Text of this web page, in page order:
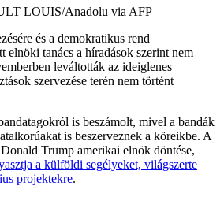
LOUIS/Anadolu via AFP
és a demokratikus rend
elnöki tanács a híradások szerint nem
leváltották az ideiglenes
szervezése terén nem történt
is beszámolt, mivel a bandák
is beszerveznek a köreikbe. A
Trump amerikai elnök döntése,
a külföldi segélyeket, világszerte
projektekre.